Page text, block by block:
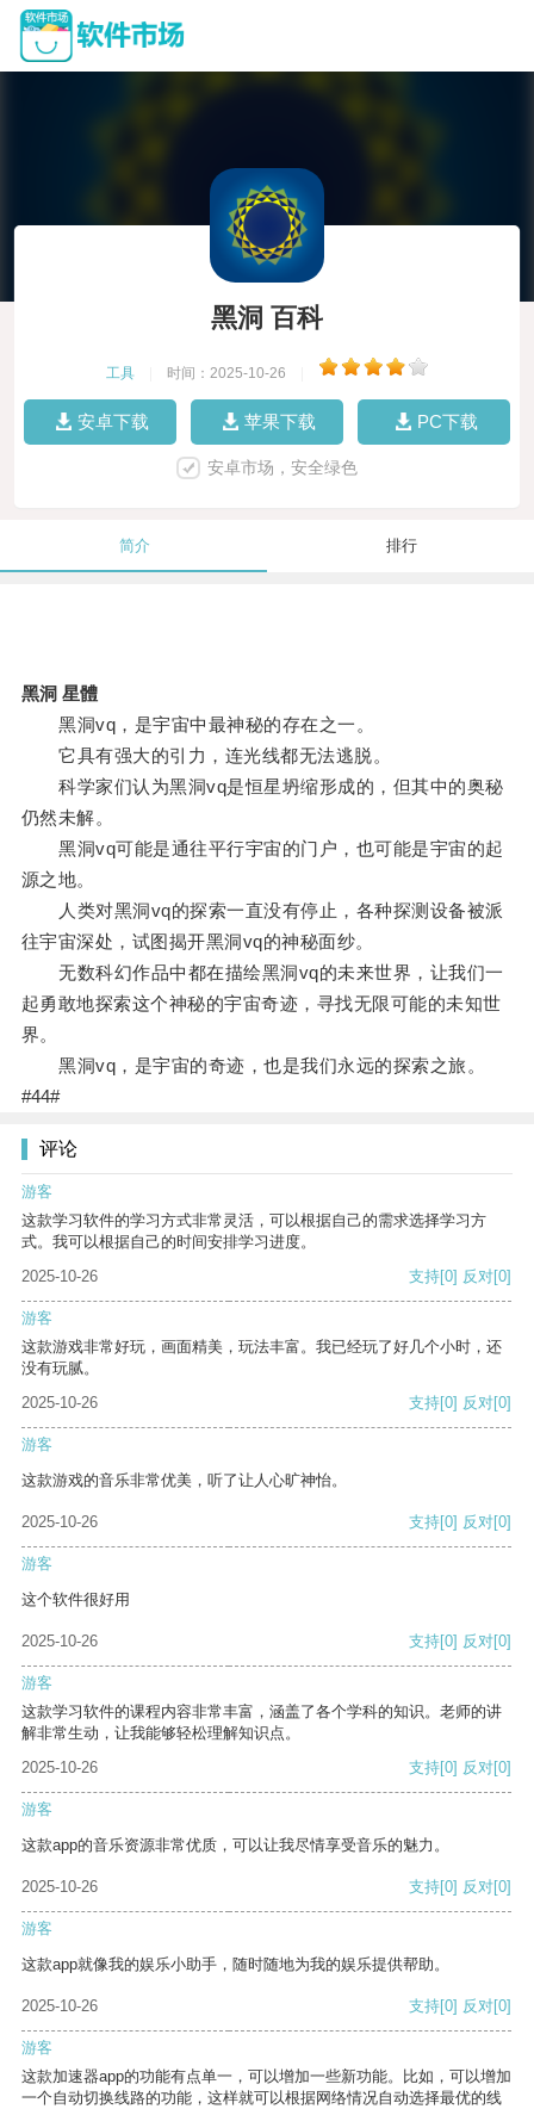
黑洞 百科
工具 时间：2025-10-26
安卓下载 苹果下载 PC下载
安卓市场，安全绿色
简介 排行
黑洞 星體
黑洞vq，是宇宙中最神秘的存在之一。
它具有强大的引力，连光线都无法逃脱。
科学家们认为黑洞vq是恒星坍缩形成的，但其中的奥秘
仍然未解。
黑洞vq可能是通往平行宇宙的门户，也可能是宇宙的起
源之地。
人类对黑洞vq的探索一直没有停止，各种探测设备被派
往宇宙深处，试图揭开黑洞vq的神秘面纱。
无数科幻作品中都在描绘黑洞vq的未来世界，让我们一
起勇敢地探索这个神秘的宇宙奇迹，寻找无限可能的未知世
界。
黑洞vq，是宇宙的奇迹，也是我们永远的探索之旅。
#44#
评论
游客
这款学习软件的学习方式非常灵活，可以根据自己的需求选择学习方
式。我可以根据自己的时间安排学习进度。
2025-10-26
支持[0] 反对[0]
游客
这款游戏非常好玩，画面精美，玩法丰富。我已经玩了好几个小时，还
没有玩腻。
2025-10-26
支持[0] 反对[0]
游客
这款游戏的音乐非常优美，听了让人心旷神怡。
2025-10-26 支持[0] 反对[0]
游客
这个软件很好用
2025-10-26 支持[0] 反对[0]
游客
这款学习软件的课程内容非常丰富，涵盖了各个学科的知识。老师的讲
解非常生动，让我能够轻松理解知识点。
2025-10-26
支持[0] 反对[0]
游客
这款app的音乐资源非常优质，可以让我尽情享受音乐的魅力。
2025-10-26 支持[0] 反对[0]
游客
这款app就像我的娱乐小助手，随时随地为我的娱乐提供帮助。
2025-10-26 支持[0] 反对[0]
游客
这款加速器app的功能有点单一，可以增加一些新功能。比如，可以增加
一个自动切换线路的功能，这样就可以根据网络情况自动选择最优的线